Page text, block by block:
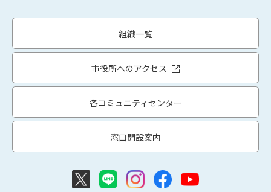
組織一覧
市役所へのアクセス
各コミュニティセンター
窓口開設案内